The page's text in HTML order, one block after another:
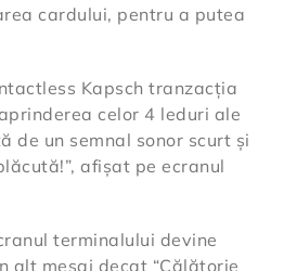
cardului, pentru a putea
Kapsch tranzacția
celor 4 leduri ale
de un semnal sonor scurt și
afișat pe ecranul
terminalului devine
alt mesaj decat “Călătorie